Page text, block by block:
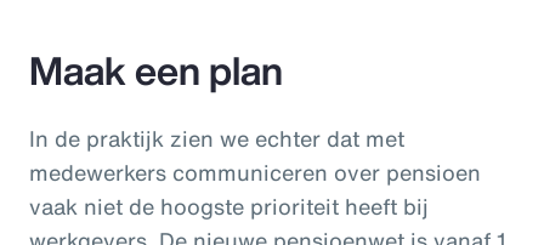
Maak een plan
In de praktijk zien we echter dat met
medewerkers communiceren over pensioen
vaak niet de hoogste prioriteit heeft bij